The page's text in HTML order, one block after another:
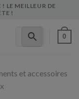
LE MEILLEUR DE
!
0
et accessoires